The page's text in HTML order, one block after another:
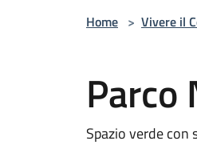
Home > Vivere il
Parco
Spazio verde